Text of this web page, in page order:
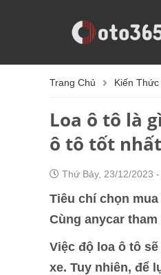
Trang Chủ Kiến Thức
Loa ô tô là
ô tô tốt nhất
Thứ Bảy, 23/12/2023
Tiêu chí chọn
Cùng anycar
Việc độ loa ô tô
xe. Tuy nhiên, để